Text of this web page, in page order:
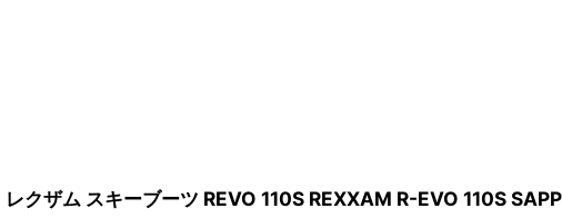
レクザム スキーブーツ REVO 110S REXXAM R-EVO 110S